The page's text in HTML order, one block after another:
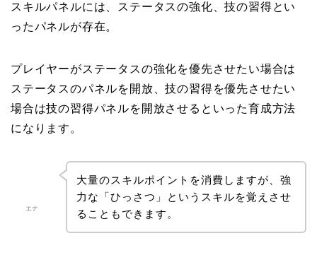
スキルパネルには、ステータスの強化、技の習得とい
ったパネルが存在。
プレイヤーがステータスの強化を優先させたい場合は
ステータスのパネルを開放、技の習得を優先させたい
場合は技の習得パネルを開放させるといった育成方法
になります。
エナ
大量のスキルポイントを消費しますが、強
力な「ひっさつ」というスキルを覚えさせ
ることもできます。